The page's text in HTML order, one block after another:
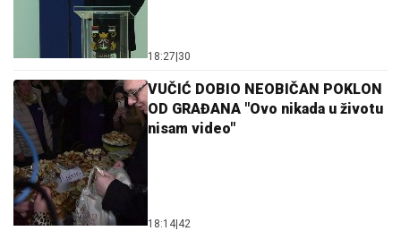
18:27 30
VUČIĆ DOBIO NEOBIČAN POKLON
OD GRAĐANA "Ovo nikada u životu
nisam video"
18:14 42